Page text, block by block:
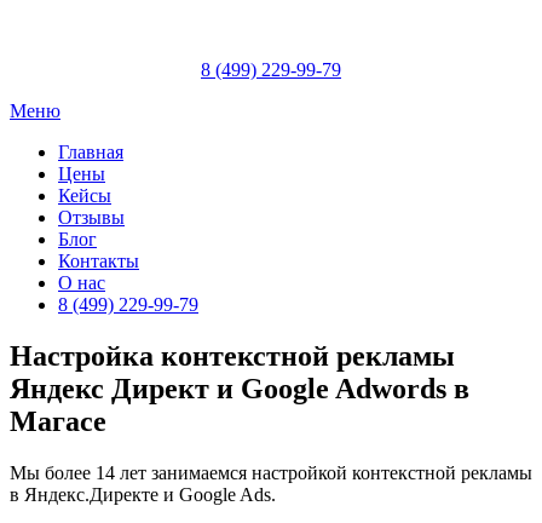
8 (499) 229-99-79
Меню
Главная
Цены
Кейсы
Отзывы
Блог
Контакты
О нас
8 (499) 229-99-79
Настройка контекстной рекламы
Яндекс Директ и Google Adwords в
Магасе
Мы более 14 лет занимаемся настройкой контекстной рекламы
в Яндекс.Директе и Google Ads.